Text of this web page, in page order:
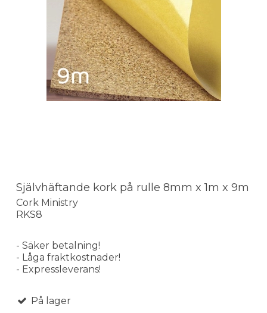
Självhäftande kork på rulle 8mm x 1m x 9m
Cork Ministry
RKS8
- Säker betalning!
- Låga fraktkostnader!
- Expressleverans!
På lager